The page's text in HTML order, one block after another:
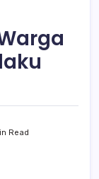
Read